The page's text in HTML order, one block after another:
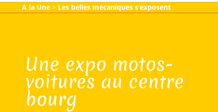
A la Une> Les belles mécaniques s’exposent
Une expo motos-
voitures au centre
bourg